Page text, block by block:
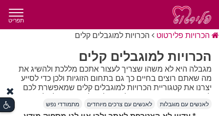
תפריט
הכרויות פלירטוט הכרויות למוגבלים קלים
הכרויות למוגבלים קלים
מגבלה היא לא משהו שצריך לעצור אתכם מללכת ולהשיג את
מה שאתם רוצים בחיים כך גם בתחום הזוגיות ולכן כדי לסייע
יצרנו את קטגוריית הכרויות למוגבלים קלים שמאפשרת לכם
ויוביל אתכם עוד צעד להשגת זוגיות נפלאה ומאושרת. שיהיה
לאנשים עם מוגבלות לאנשים עם צרכים מיוחדים מתמודדי נפש